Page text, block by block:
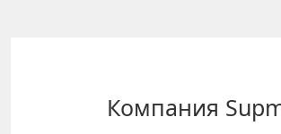
Компания